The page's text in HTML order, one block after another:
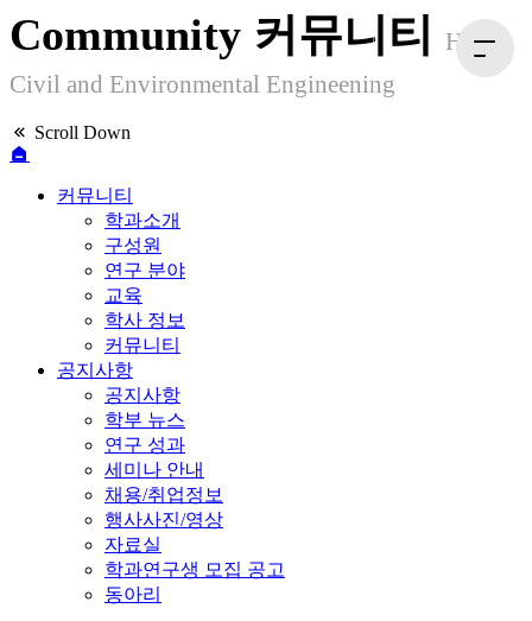
Community 커뮤니티
HYU
Civil and Environmental Engineening
Scroll Down
커뮤니티
학과소개
구성원
연구 분야
교육
학사 정보
커뮤니티
공지사항
공지사항
학부 뉴스
연구 성과
세미나 안내
채용/취업정보
행사사진/영상
자료실
학과연구생 모집 공고
동아리